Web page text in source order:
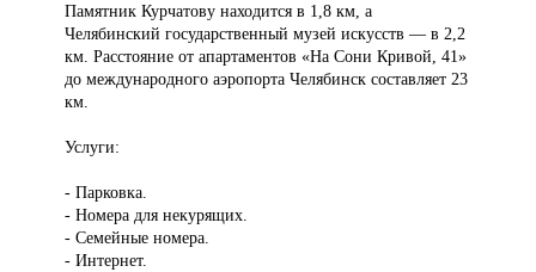
Памятник Курчатову находится в 1,8 км, а
Челябинский государственный музей искусств — в 2,2
км. Расстояние от апартаментов «На Сони Кривой, 41»
до международного аэропорта Челябинск составляет 23
км.
Услуги:
- Парковка.
- Номера для некурящих.
- Семейные номера.
- Интернет.